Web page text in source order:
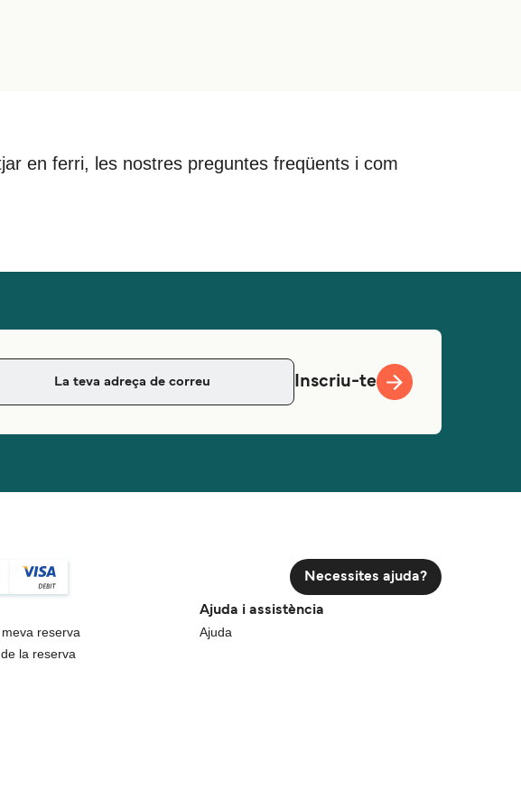
en ferri, les nostres preguntes freqüents i com
Inscriu-te
Necessites ajuda?
reserva
la reserva
Ajuda i assistència
Ajuda